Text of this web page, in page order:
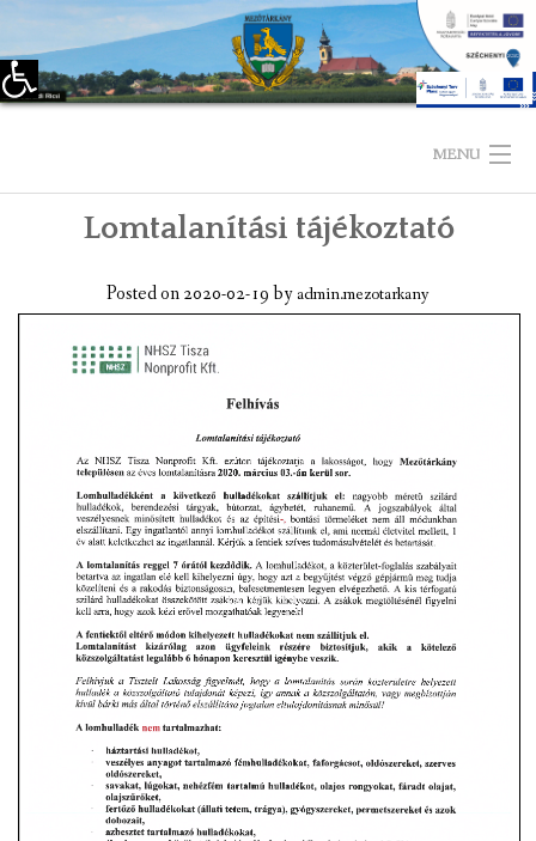
Eszköztár megnyitása
MENU
KEZDŐLAP
TELEPÜLÉSÜNKRŐL
LÁTNIVALÓK
ÖNKORMÁNYZAT
KÉPVISELŐ-TESTÜLET
VÁLASZTÁSI INFORMÁCIÓK
NEMZETISÉGI ÖNKORMÁNYZAT
TÁRSULÁS
HIRDETMÉNYEK
Lomtalanítási tájékoztató
Posted on2020-02-19byadmin.mezotarkany